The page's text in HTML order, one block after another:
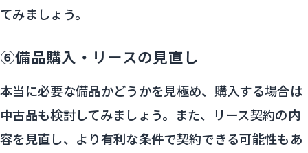
てみましょう。
⑥備品購入・リースの見直し
本当に必要な備品かどうかを見極め、購入する場合は
中古品も検討してみましょう。また、リース契約の内
容を見直し、より有利な条件で契約できる可能性もあ